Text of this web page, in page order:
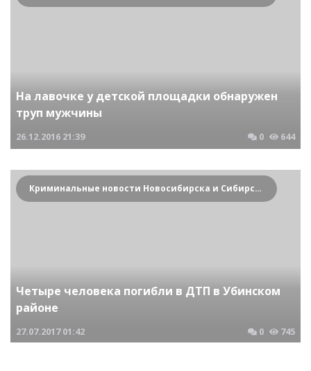
На лавочке у детской площадки обнаружен
труп мужчины
26.12.2016 21:39 0 644
Криминальные новости Новосибирска и Сибирского региона
Четыре человека погибли в ДТП в Убинском
районе
27.07.2017 01:42 0 745